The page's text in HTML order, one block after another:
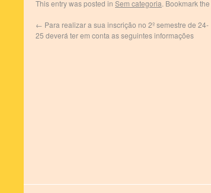
This entry was posted in Sem categoria. Bookmark the
← Para realizar a sua inscrição no 2º semestre de 24-
25 deverá ter em conta as seguintes informações